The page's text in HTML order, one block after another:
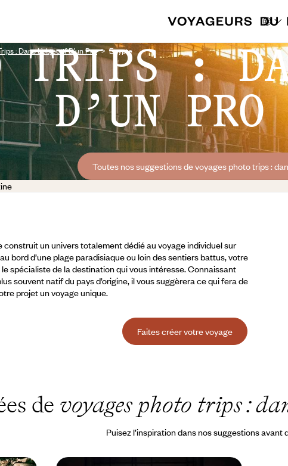
: Dans L’objectif D’un Pro Egypte
TRIPS :
D’UN PRO
Toutes nos suggestions de voyages photo trips :
construit un univers totalement dédié au voyage individuel sur
bord d’une plage paradisiaque ou loin des sentiers battus, votre
spécialiste de la destination qui vous intéresse. Connaissant
souvent natif du pays d’origine, il vous suggèrera ce qui fera de
projet un voyage unique.
Faites créer votre voyage
de voyages photo trips :
Puisez l’inspiration dans nos suggestions